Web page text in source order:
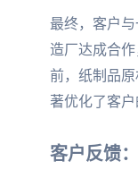
最终，客户
造厂达成合
前，纸制品
著优化了客户
客户反馈：